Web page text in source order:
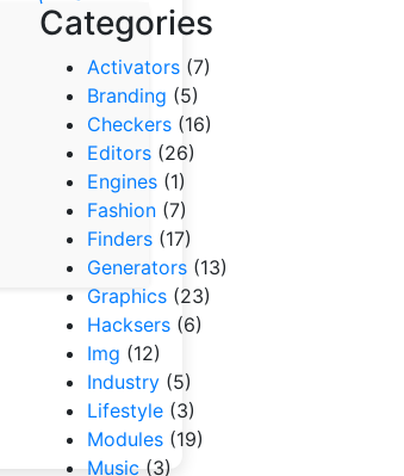
Categories
Activators (7)
Branding (5)
Checkers (16)
Editors (26)
Engines (1)
Fashion (7)
Finders (17)
Generators (13)
Graphics (23)
Hacksers (6)
Img (12)
Industry (5)
Lifestyle (3)
Modules (19)
Music (3)